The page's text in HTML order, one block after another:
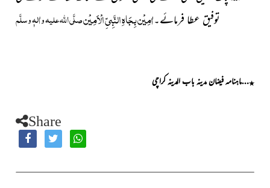
توفیق عطا فرمائے۔اٰمِیْن بِجَاہِ النَّبِیِّ الْاَمِیْنصلَّی اللہ علیہ واٰلہٖ وسلَّم
٭…ماہنامہ فیضان مدینہ باب المدینہ کراچی
Share